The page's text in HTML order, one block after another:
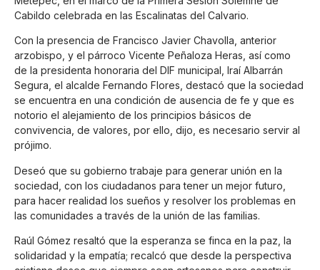
Cabildo celebrada en las Escalinatas del Calvario.
Con la presencia de Francisco Javier Chavolla, anterior
arzobispo, y el párroco Vicente Peñaloza Heras, así como
de la presidenta honoraria del DIF municipal, Iraí Albarrán
Segura, el alcalde Fernando Flores, destacó que la sociedad
se encuentra en una condición de ausencia de fe y que es
notorio el alejamiento de los principios básicos de
convivencia, de valores, por ello, dijo, es necesario servir al
prójimo.
Deseó que su gobierno trabaje para generar unión en la
sociedad, con los ciudadanos para tener un mejor futuro,
para hacer realidad los sueños y resolver los problemas en
las comunidades a través de la unión de las familias.
Raúl Gómez resaltó que la esperanza se finca en la paz, la
solidaridad y la empatía; recalcó que desde la perspectiva